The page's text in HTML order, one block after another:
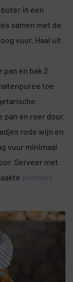
in een
samen met de
vuur. Haal uit
pan en bak 2
toe
pan en roer door.
rode wijn en
vuur minimaal
Serveer met
pommes